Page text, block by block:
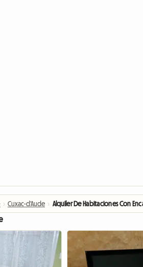
› Cuxac-d'Aude › Alquiler De Habitaciones Con